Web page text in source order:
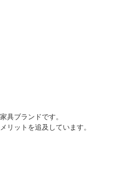
具ブランドです。
ットを追及しています。